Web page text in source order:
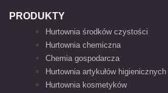
PRODUKTY
Hurtownia środków czystości
Hurtownia chemiczna
Chemia gospodarcza
Hurtownia artykułów higienicznych
Hurtownia kosmetyków